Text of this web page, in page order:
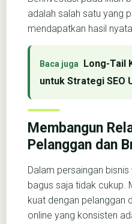
adalah salah satu yang
mendapatkan hasil
Long-Tail
untuk Strategi SEO
Membangun
Pelanggan dan
Dalam persaingan
bagus saja tidak cukup.
kuat dengan pelanggan
online yang konsisten